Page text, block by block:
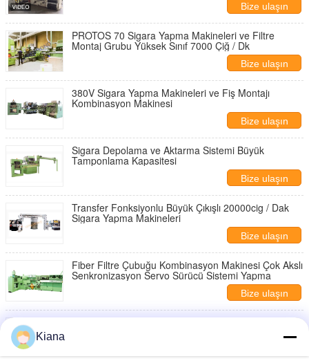
Bize ulaşın
PROTOS 70 Sigara Yapma Makineleri ve Filtre
Montaj Grubu Yüksek Sınıf 7000 Çiğ / Dk
Bize ulaşın
380V Sigara Yapma Makineleri ve Fiş Montajı
Kombinasyon Makinesi
Bize ulaşın
Sigara Depolama ve Aktarma Sistemi Büyük
Tamponlama Kapasitesi
Bize ulaşın
Transfer Fonksiyonlu Büyük Çıkışlı 20000cig / Dak
Sigara Yapma Makineleri
Bize ulaşın
Fiber Filtre Çubuğu Kombinasyon Makinesi Çok Akslı
Senkronizasyon Servo Sürücü Sistemi Yapma
Bize ulaşın
Kapasite 8000 Çiğ / Dak Sigara Yapma Makineleri ve
Kiana